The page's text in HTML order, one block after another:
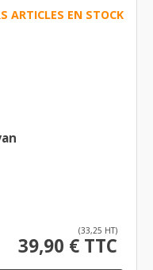
ARTICLES EN STOCK
(33,25 HT)
39,90 € TTC